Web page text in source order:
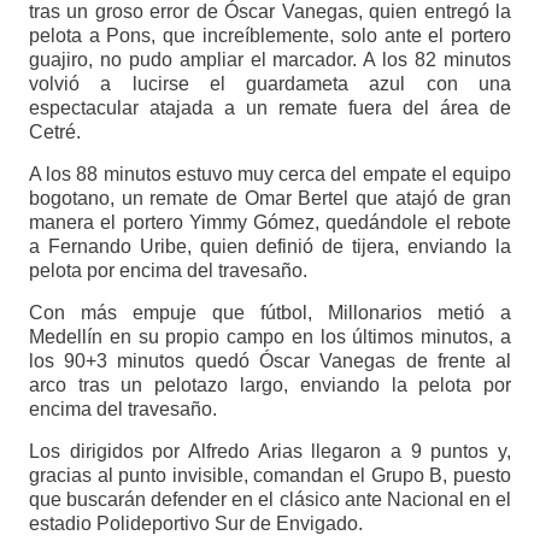
tras un groso error de Óscar Vanegas, quien entregó la
pelota a Pons, que increíblemente, solo ante el portero
guajiro, no pudo ampliar el marcador. A los 82 minutos
volvió a lucirse el guardameta azul con una
espectacular atajada a un remate fuera del área de
Cetré.
A los 88 minutos estuvo muy cerca del empate el equipo
bogotano, un remate de Omar Bertel que atajó de gran
manera el portero Yimmy Gómez, quedándole el rebote
a Fernando Uribe, quien definió de tijera, enviando la
pelota por encima del travesaño.
Con más empuje que fútbol, Millonarios metió a
Medellín en su propio campo en los últimos minutos, a
los 90+3 minutos quedó Óscar Vanegas de frente al
arco tras un pelotazo largo, enviando la pelota por
encima del travesaño.
Los dirigidos por Alfredo Arias llegaron a 9 puntos y,
gracias al punto invisible, comandan el Grupo B, puesto
que buscarán defender en el clásico ante Nacional en el
estadio Polideportivo Sur de Envigado.